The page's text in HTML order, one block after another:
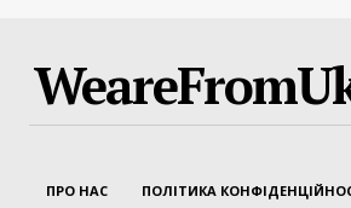
ПРО НАС ПОЛІТИКА